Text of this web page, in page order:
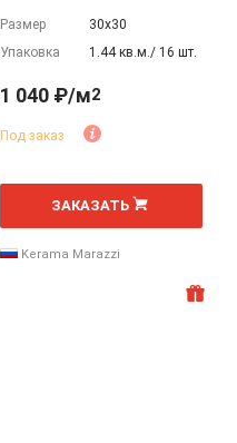
Размер
30х30
Упаковка
1.44 кв.м./ 16 шт.
1 040 ₽/м2
Под заказ
м
ЗАКАЗАТЬ
Kerama Marazzi